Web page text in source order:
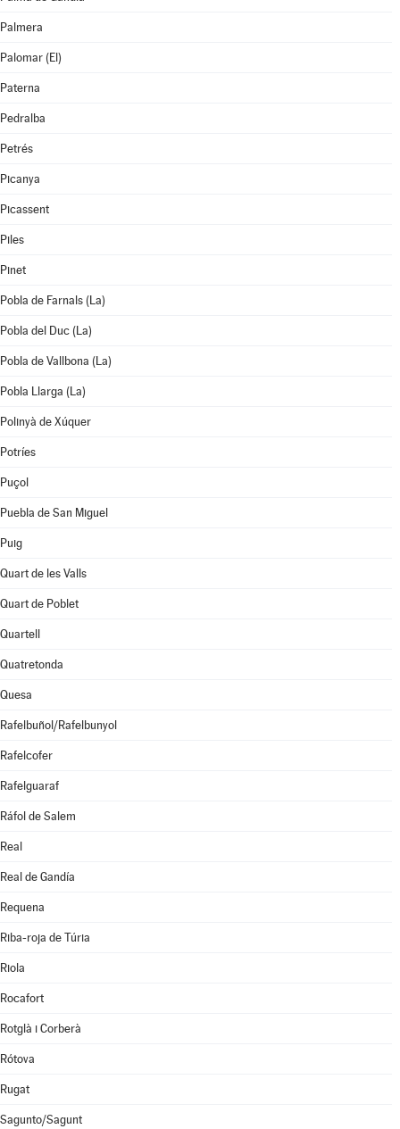
Palmera
Palomar (El)
Paterna
Pedralba
Petrés
Picanya
Picassent
Piles
Pinet
Pobla de Farnals (La)
Pobla del Duc (La)
Pobla de Vallbona (La)
Pobla Llarga (La)
Polinyà de Xúquer
Potríes
Puçol
Puebla de San Miguel
Puig
Quart de les Valls
Quart de Poblet
Quartell
Quatretonda
Quesa
Rafelbuñol/Rafelbunyol
Rafelcofer
Rafelguaraf
Ráfol de Salem
Real
Real de Gandía
Requena
Riba-roja de Túria
Riola
Rocafort
Rotglà i Corberà
Rótova
Rugat
Sagunto/Sagunt